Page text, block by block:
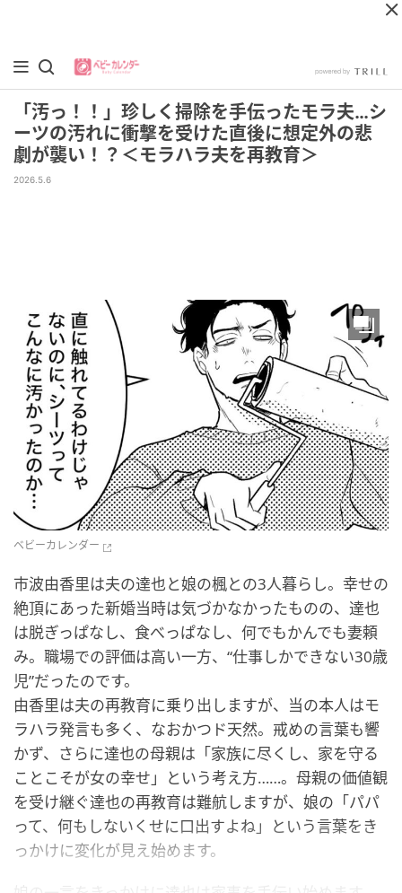
「汚っ！！」珍しく掃除を手伝ったモラ夫…シ
ーツの汚れに衝撃を受けた直後に想定外の悲
劇が襲い！？＜モラハラ夫を再教育＞
2026.5.6
ベビーカレンダー
市波由香里は夫の達也と娘の楓との3人暮らし。幸せの
絶頂にあった新婚当時は気づかなかったものの、達也
は脱ぎっぱなし、食べっぱなし、何でもかんでも妻頼
み。職場での評価は高い一方、“仕事しかできない30歳
児”だったのです。
由香里は夫の再教育に乗り出しますが、当の本人はモ
ラハラ発言も多く、なおかつド天然。戒めの言葉も響
かず、さらに達也の母親は「家族に尽くし、家を守る
ことこそが女の幸せ」という考え方……。母親の価値観
を受け継ぐ達也の再教育は難航しますが、娘の「パパ
って、何もしないくせに口出すよね」という言葉をき
っかけに変化が見え始めます。